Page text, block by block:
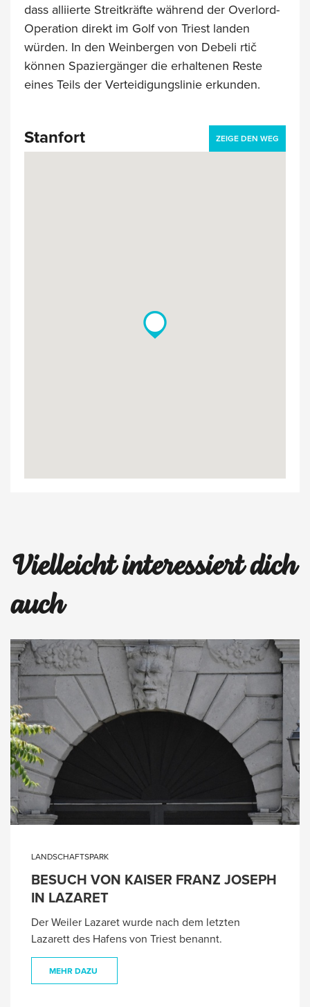
dass alliierte Streitkräfte während der Overlord-
Operation direkt im Golf von Triest landen
würden. In den Weinbergen von Debeli rtič
können Spaziergänger die erhaltenen Reste
eines Teils der Verteidigungslinie erkunden.
Stanfort ZEIGE DEN WEG
Mapca
lalala
Vielleicht interessiert dich
auch
LANDSCHAFTSPARK
BESUCH VON KAISER FRANZ JOSEPH
IN LAZARET
Der Weiler Lazaret wurde nach dem letzten
Lazarett des Hafens von Triest benannt.
MEHR DAZU